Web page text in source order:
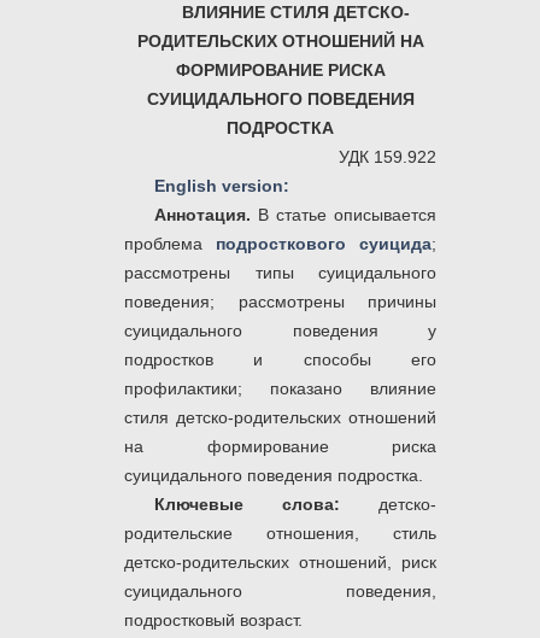
ВЛИЯНИЕ СТИЛЯ ДЕТСКО-
РОДИТЕЛЬСКИХ ОТНОШЕНИЙ НА
ФОРМИРОВАНИЕ РИСКА
СУИЦИДАЛЬНОГО ПОВЕДЕНИЯ
ПОДРОСТКА
УДК 159.922
English version:
Аннотация. В статье описывается
проблема подросткового суицида;
рассмотрены типы суицидального
поведения; рассмотрены причины
суицидального поведения у
подростков и способы его
профилактики; показано влияние
стиля детско-родительских отношений
на формирование риска
суицидального поведения подростка.
Ключевые слова: детско-
родительские отношения, стиль
детско-родительских отношений, риск
суицидального поведения,
подростковый возраст.